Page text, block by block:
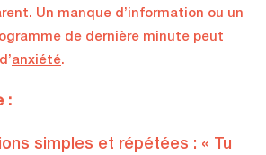
Un manque d’information ou un
de dernière minute peut
anxiété.
:
simples et répétées : « Tu